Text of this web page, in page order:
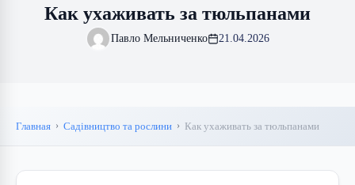
Как ухаживать за тюльпанами
Павло Мельниченко 21.04.2026
Главная Садівництво та рослини Как ухаживать за тюльпанами